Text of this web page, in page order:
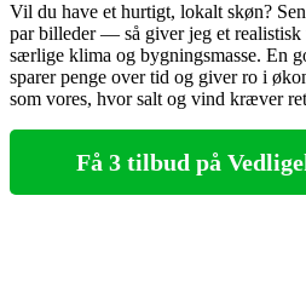
Vil du have et hurtigt, lokalt skøn?
par billeder — så giver jeg et
særlige klima og bygningsmasse. En
sparer penge over tid og giver ro i
som vores, hvor salt og vind kræver
Få 3 tilbud på